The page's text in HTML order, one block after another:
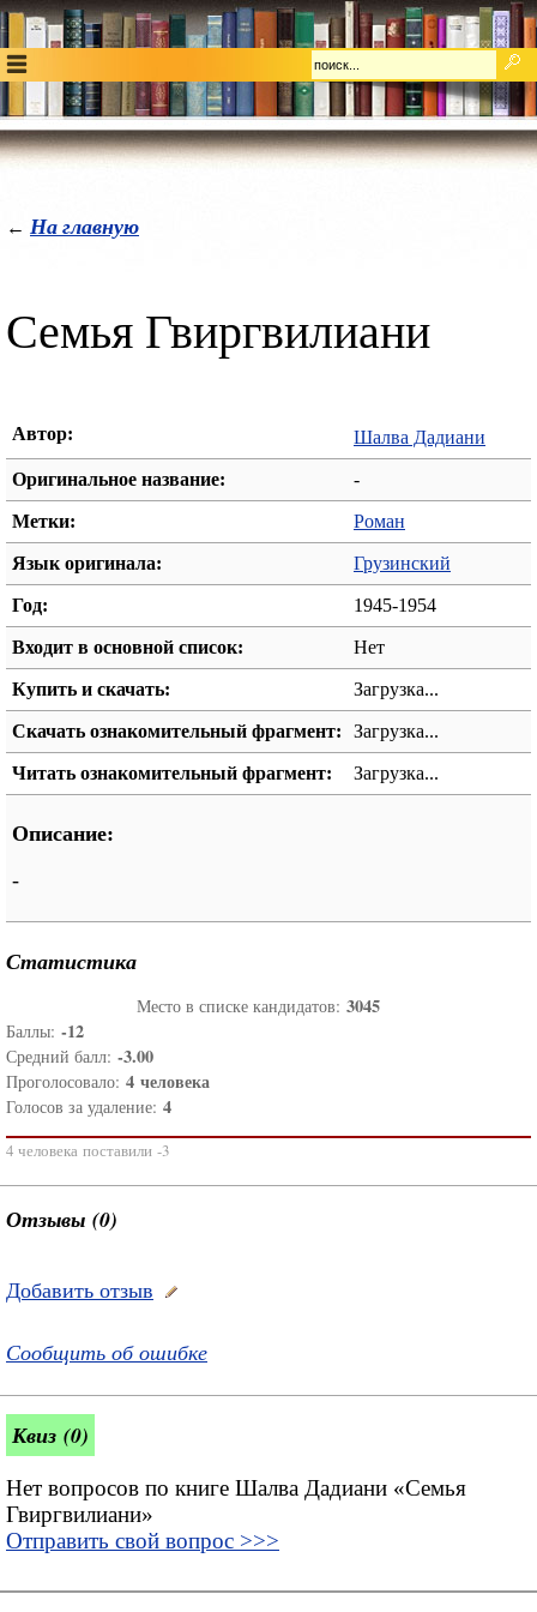
← На главную
Семья Гвиргвилиани
Автор: Шалва Дадиани
Оригинальное название: -
Метки: Роман
Язык оригинала: Грузинский
Год: 1945-1954
Входит в основной список: Нет
Купить и скачать: Загрузка...
Скачать ознакомительный фрагмент: Загрузка...
Читать ознакомительный фрагмент: Загрузка...
Описание:
-
Статистика
Место в списке кандидатов: 3045
Баллы: -12
Средний балл: -3.00
Проголосовало: 4 человека
Голосов за удаление: 4
4 человека поставили -3
Отзывы (0)
Добавить отзыв
Сообщить об ошибке
Квиз (0)
Нет вопросов по книге Шалва Дадиани «Семья
Гвиргвилиани»
Отправить свой вопрос >>>